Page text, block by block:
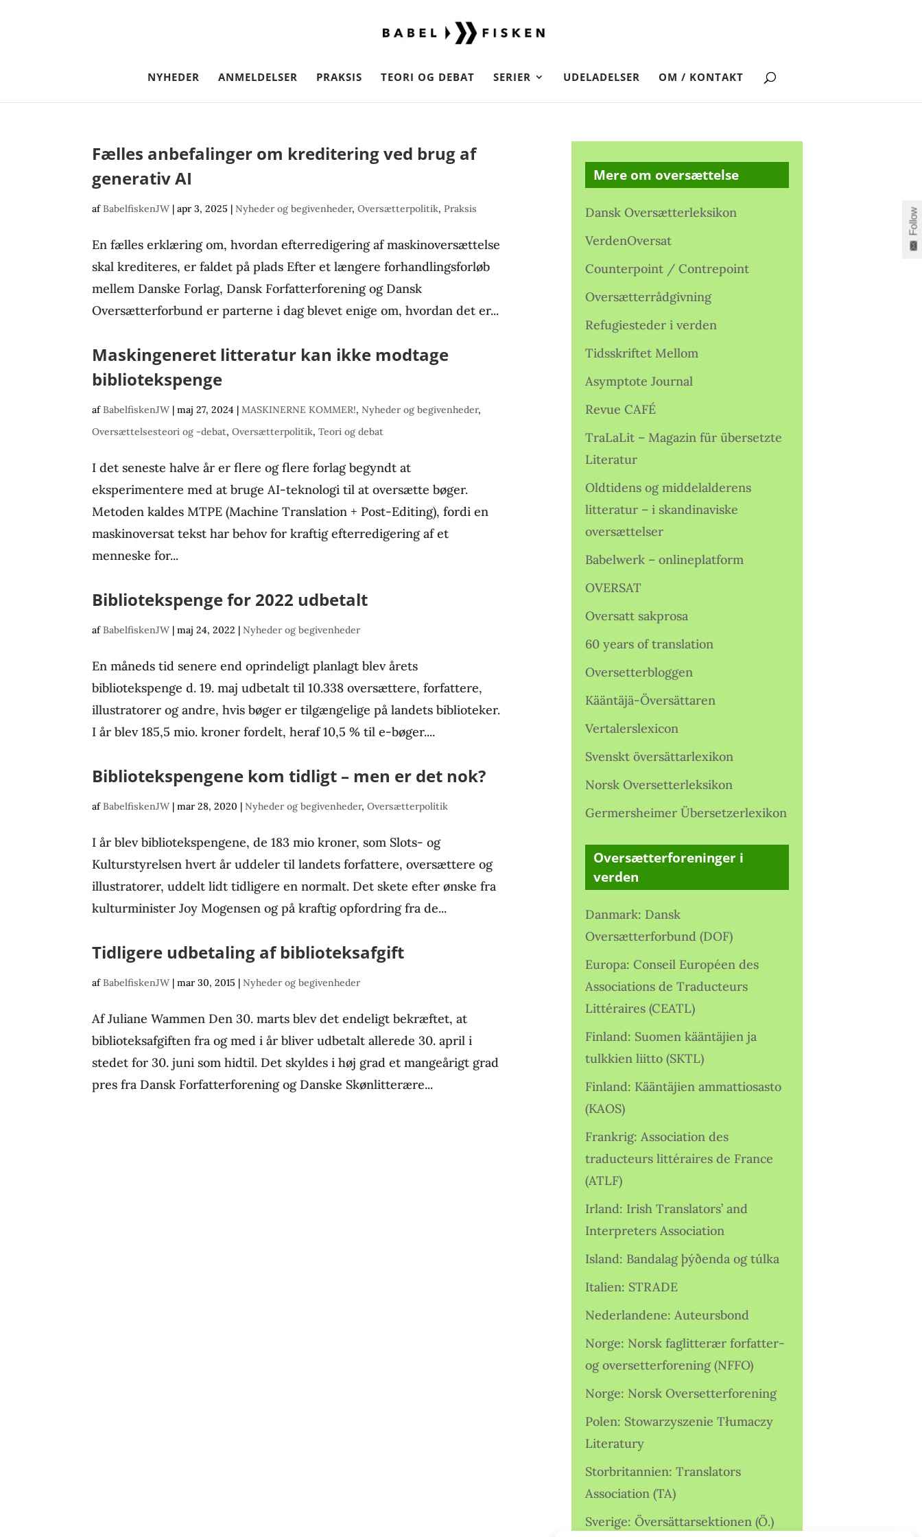
NYHEDER ANMELDELSER PRAKSIS TEORI OG DEBAT SERIER UDELADELSER OM / KONTAKT
Fælles anbefalinger om kreditering ved brug af
generativ AI
afBabelfiskenJW |apr 3, 2025 |Nyheder og begivenheder,Oversætterpolitik,Praksis
En fælles erklæring om, hvordan efterredigering af maskinoversættelse
skal krediteres, er faldet på plads Efter et længere forhandlingsforløb
mellem Danske Forlag, Dansk Forfatterforening og Dansk
Oversætterforbund er parterne i dag blevet enige om, hvordan det er...
Maskingeneret litteratur kan ikke modtage
bibliotekspenge
afBabelfiskenJW |maj 27, 2024 |MASKINERNE KOMMER!,Nyheder og begivenheder,
Oversættelsesteori og -debat,Oversætterpolitik,Teori og debat
I det seneste halve år er flere og flere forlag begyndt at
eksperimentere med at bruge AI-teknologi til at oversætte bøger.
Metoden kaldes MTPE (Machine Translation + Post-Editing), fordi en
maskinoversat tekst har behov for kraftig efterredigering af et
menneske for...
Bibliotekspenge for 2022 udbetalt
afBabelfiskenJW |maj 24, 2022 |Nyheder og begivenheder
En måneds tid senere end oprindeligt planlagt blev årets
bibliotekspenge d. 19. maj udbetalt til 10.338 oversættere, forfattere,
illustratorer og andre, hvis bøger er tilgængelige på landets biblioteker.
I år blev 185,5 mio. kroner fordelt, heraf 10,5 % til e-bøger....
Bibliotekspengene kom tidligt – men er det nok?
afBabelfiskenJW |mar 28, 2020 |Nyheder og begivenheder,Oversætterpolitik
I år blev bibliotekspengene, de 183 mio kroner, som Slots- og
Kulturstyrelsen hvert år uddeler til landets forfattere, oversættere og
illustratorer, uddelt lidt tidligere en normalt. Det skete efter ønske fra
kulturminister Joy Mogensen og på kraftig opfordring fra de...
Tidligere udbetaling af biblioteksafgift
afBabelfiskenJW |mar 30, 2015 |Nyheder og begivenheder
Af Juliane Wammen Den 30. marts blev det endeligt bekræftet, at
biblioteksafgiften fra og med i år bliver udbetalt allerede 30. april i
stedet for 30. juni som hidtil. Det skyldes i høj grad et mangeårigt grad
pres fra Dansk Forfatterforening og Danske Skønlitterære...
Mere om oversættelse
Dansk Oversætterleksikon
VerdenOversat
Counterpoint / Contrepoint
Oversætterrådgivning
Refugiesteder i verden
Tidsskriftet Mellom
Asymptote Journal
Revue CAFÉ
TraLaLit – Magazin für übersetzte
Literatur
Oldtidens og middelalderens
litteratur – i skandinaviske
oversættelser
Babelwerk – onlineplatform
OVERSAT
Oversatt sakprosa
60 years of translation
Oversetterbloggen
Kääntäjä-Översättaren
Vertalerslexicon
Svenskt översättarlexikon
Norsk Oversetterleksikon
Germersheimer Übersetzerlexikon
Oversætterforeninger i
verden
Danmark: Dansk
Oversætterforbund (DOF)
Europa: Conseil Européen des
Associations de Traducteurs
Littéraires (CEATL)
Finland: Suomen kääntäjien ja
tulkkien liitto (SKTL)
Finland: Kääntäjien ammattiosasto
(KAOS)
Frankrig: Association des
traducteurs littéraires de France
(ATLF)
Irland: Irish Translators’ and
Interpreters Association
Island: Bandalag þýðenda og túlka
Italien: STRADE
Nederlandene: Auteursbond
Norge: Norsk faglitterær forfatter-
og oversetterforening (NFFO)
Norge: Norsk Oversetterforening
Polen: Stowarzyszenie Tłumaczy
Literatury
Storbritannien: Translators
Association (TA)
Sverige: Översättarsektionen (Ö.)
Follow